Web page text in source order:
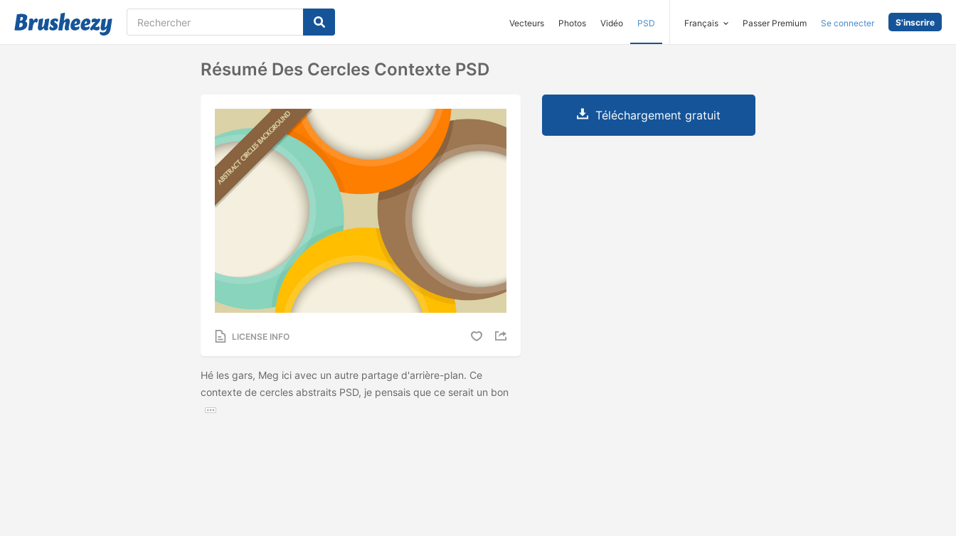
Vecteurs Photos Vidéo PSD Français Passer Premium Se connecter S'inscrire
Résumé Des Cercles Contexte PSD
LICENSE INFO
Hé les gars, Meg ici avec un autre partage d'arrière-plan. Ce
contexte de cercles abstraits PSD, je pensais que ce serait un bon
Téléchargement gratuit